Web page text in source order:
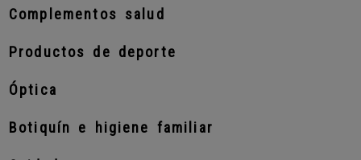
Complementos salud
Productos de deporte
Óptica
Botiquín e higiene familiar